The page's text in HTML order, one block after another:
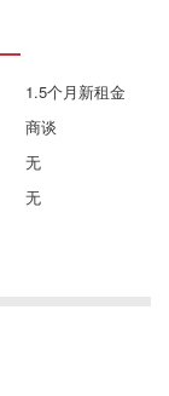
1.5个月新租金
商谈
无
无